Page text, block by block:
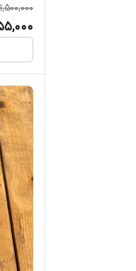
1,500,000